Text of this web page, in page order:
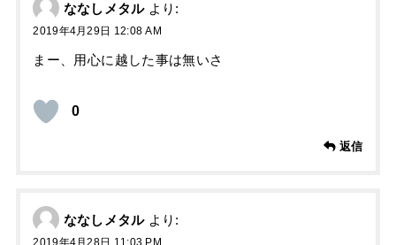
ななしメタル より:
2019年4月29日 12:08 AM
まー、用心に越した事は無いさ
0
返信
ななしメタル より:
2019年4月28日 11:03 PM